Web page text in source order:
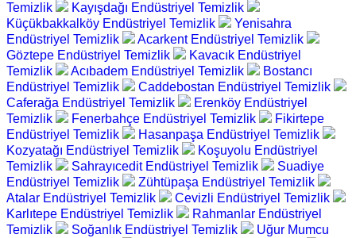
Temizlik
Kayışdağı Endüstriyel Temizlik
Küçükbakkalköy Endüstriyel Temizlik
Yenisahra
Endüstriyel Temizlik
Acarkent Endüstriyel Temizlik
Göztepe Endüstriyel Temizlik
Kavacık Endüstriyel
Temizlik
Acıbadem Endüstriyel Temizlik
Bostancı
Endüstriyel Temizlik
Caddebostan Endüstriyel Temizlik
Caferağa Endüstriyel Temizlik
Erenköy Endüstriyel
Temizlik
Fenerbahçe Endüstriyel Temizlik
Fikirtepe
Endüstriyel Temizlik
Hasanpaşa Endüstriyel Temizlik
Kozyatağı Endüstriyel Temizlik
Koşuyolu Endüstriyel
Temizlik
Sahrayıcedit Endüstriyel Temizlik
Suadiye
Endüstriyel Temizlik
Zühtüpaşa Endüstriyel Temizlik
Atalar Endüstriyel Temizlik
Cevizli Endüstriyel Temizlik
Karlıtepe Endüstriyel Temizlik
Rahmanlar Endüstriyel
Temizlik
Soğanlık Endüstriyel Temizlik
Uğur Mumcu